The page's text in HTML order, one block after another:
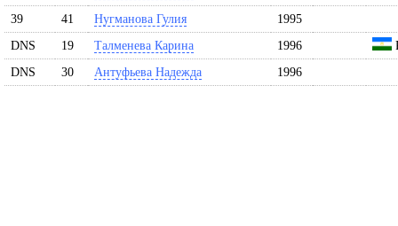
39
41 Нугманова Гулия
1995
DNS
19 Талменева Карина 1996
DNS
30 Антуфьева Надежда 1996